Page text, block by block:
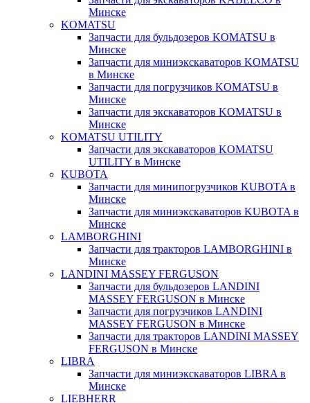
Минске
KOMATSU
Запчасти для бульдозеров KOMATSU в
Минске
Запчасти для миниэкскаваторов KOMATSU
в Минске
Запчасти для погрузчиков KOMATSU в
Минске
Запчасти для экскаваторов KOMATSU в
Минске
KOMATSU UTILITY
Запчасти для экскаваторов KOMATSU
UTILITY в Минске
KUBOTA
Запчасти для минипогрузчиков KUBOTA в
Минске
Запчасти для миниэкскаваторов KUBOTA в
Минске
LAMBORGHINI
Запчасти для тракторов LAMBORGHINI в
Минске
LANDINI MASSEY FERGUSON
Запчасти для бульдозеров LANDINI
MASSEY FERGUSON в Минске
Запчасти для погрузчиков LANDINI
MASSEY FERGUSON в Минске
Запчасти для тракторов LANDINI MASSEY
FERGUSON в Минске
LIBRA
Запчасти для миниэкскаваторов LIBRA в
Минске
LIEBHERR